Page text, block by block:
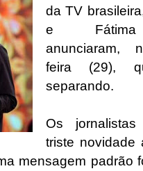
da TV
e Fátima
anunciaram,
feira (29),
separando.
Os
triste novidade
mensagem padrão